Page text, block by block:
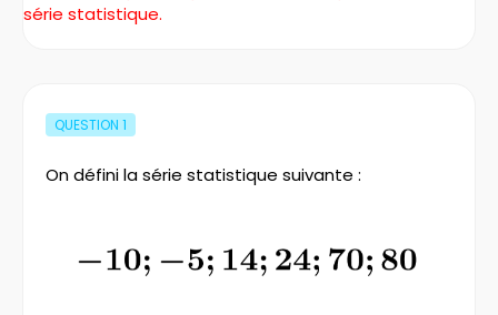
série statistique.
QUESTION 1
On défini la série statistique suivante :